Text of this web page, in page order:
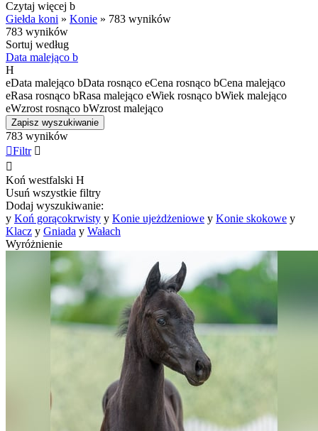
Czytaj więcej b
Giełda koni » Konie » 783 wyników
783 wyników
Sortuj według
Data malejąco b
H
eData malejąco bData rosnąco eCena rosnąco bCena malejąco
eRasa rosnąco bRasa malejąco eWiek rosnąco bWiek malejąco
eWzrost rosnąco bWzrost malejąco
Zapisz wyszukiwanie
783 wyników
Filtr 

Koń westfalski H
Usuń wszystkie filtry
Dodaj wyszukiwanie:
y Koń gorącokrwisty y Konie ujeżdżeniowe y Konie skokowe y
Klacz y Gniada y Wałach
Wyróżnienie